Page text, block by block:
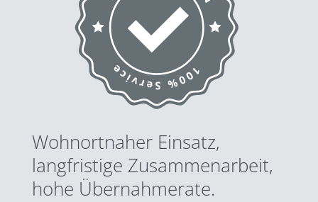
Wohnortnaher Einsatz,
langfristige Zusammenarbeit,
hohe Übernahmerate.